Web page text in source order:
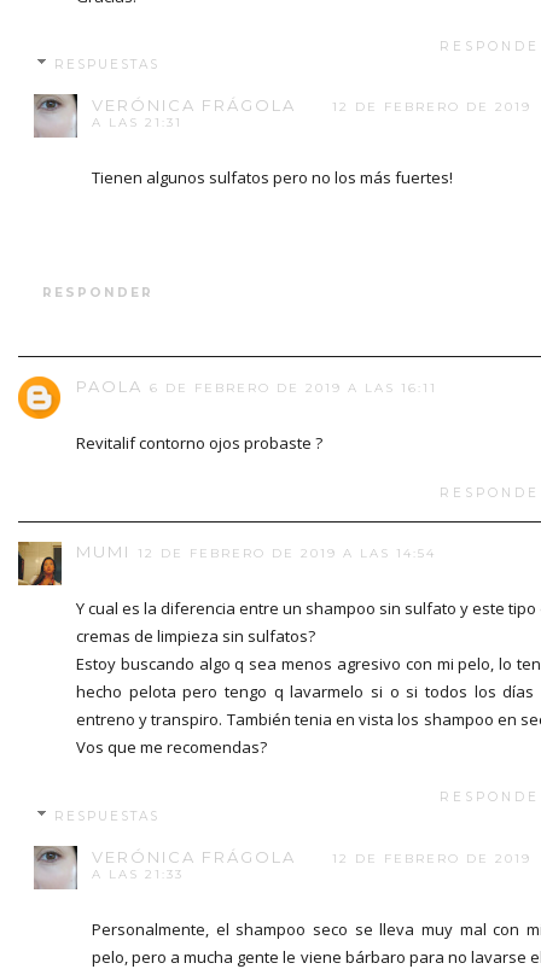
RESPUESTAS
VERÓNICA FRÁGOLA
12 DE FEBRERO DE 2019
A LAS 21:31
Tienen algunos sulfatos pero no los más fuertes!
RESPONDER
PAOLA 6 DE FEBRERO DE 2019 A LAS 16:11
Revitalif contorno ojos probaste ?
MUMI 12 DE FEBRERO DE 2019 A LAS 14:54
Y cual es la diferencia entre un shampoo sin sulfato y este tipo
cremas de limpieza sin sulfatos?
Estoy buscando algo q sea menos agresivo con mi pelo, lo
hecho pelota pero tengo q lavarmelo si o si todos los días
entreno y transpiro. También tenia en vista los shampoo en
Vos que me recomendas?
RESPUESTAS
VERÓNICA FRÁGOLA
12 DE FEBRERO DE 2019
A LAS 21:33
Personalmente, el shampoo seco se lleva muy mal con
pelo, pero a mucha gente le viene bárbaro para no lavarse